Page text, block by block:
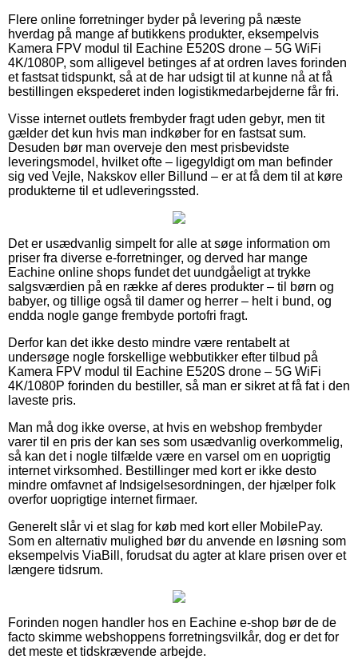
Flere online forretninger byder på levering på næste
hverdag på mange af butikkens produkter, eksempelvis
Kamera FPV modul til Eachine E520S drone – 5G WiFi
4K/1080P, som alligevel betinges af at ordren laves forinden
et fastsat tidspunkt, så at de har udsigt til at kunne nå at få
bestillingen ekspederet inden logistikmedarbejderne får fri.
Visse internet outlets frembyder fragt uden gebyr, men tit
gælder det kun hvis man indkøber for en fastsat sum.
Desuden bør man overveje den mest prisbevidste
leveringsmodel, hvilket ofte – ligegyldigt om man befinder
sig ved Vejle, Nakskov eller Billund – er at få dem til at køre
produkterne til et udleveringssted.
Det er usædvanlig simpelt for alle at søge information om
priser fra diverse e-forretninger, og derved har mange
Eachine online shops fundet det uundgåeligt at trykke
salgsværdien på en række af deres produkter – til børn og
babyer, og tillige også til damer og herrer – helt i bund, og
endda nogle gange frembyde portofri fragt.
Derfor kan det ikke desto mindre være rentabelt at
undersøge nogle forskellige webbutikker efter tilbud på
Kamera FPV modul til Eachine E520S drone – 5G WiFi
4K/1080P forinden du bestiller, så man er sikret at få fat i den
laveste pris.
Man må dog ikke overse, at hvis en webshop frembyder
varer til en pris der kan ses som usædvanlig overkommelig,
så kan det i nogle tilfælde være en varsel om en uoprigtig
internet virksomhed. Bestillinger med kort er ikke desto
mindre omfavnet af Indsigelsesordningen, der hjælper folk
overfor uoprigtige internet firmaer.
Generelt slår vi et slag for køb med kort eller MobilePay.
Som en alternativ mulighed bør du anvende en løsning som
eksempelvis ViaBill, forudsat du agter at klare prisen over et
længere tidsrum.
Forinden nogen handler hos en Eachine e-shop bør de de
facto skimme webshoppens forretningsvilkår, dog er det for
det meste et tidskrævende arbejde.